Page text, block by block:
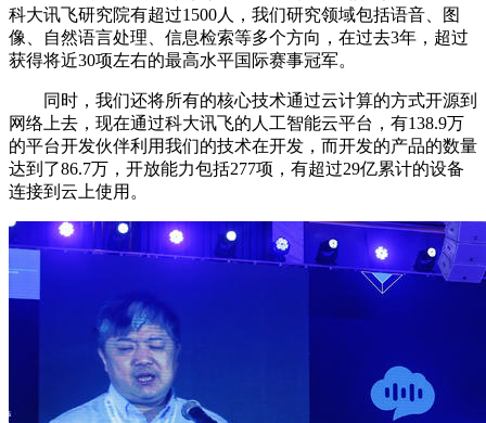
科大讯飞研究院有超过1500人，我们研究领域包括语音、图
像、自然语言处理、信息检索等多个方向，在过去3年，超过
获得将近30项左右的最高水平国际赛事冠军。
同时，我们还将所有的核心技术通过云计算的方式开源到
网络上去，现在通过科大讯飞的人工智能云平台，有138.9万
的平台开发伙伴利用我们的技术在开发，而开发的产品的数量
达到了86.7万，开放能力包括277项，有超过29亿累计的设备
连接到云上使用。